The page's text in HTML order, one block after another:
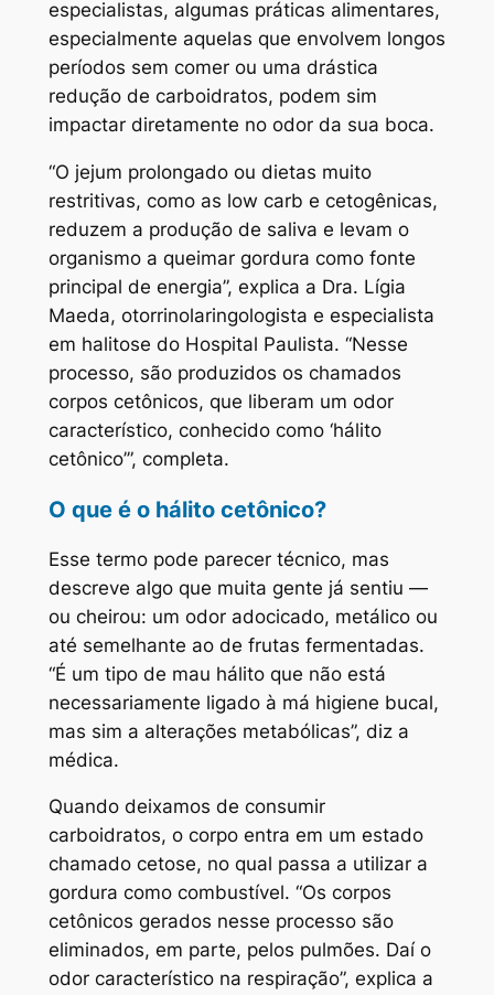
especialistas, algumas práticas alimentares,
especialmente aquelas que envolvem longos
períodos sem comer ou uma drástica
redução de carboidratos, podem sim
impactar diretamente no odor da sua boca.
“O jejum prolongado ou dietas muito
restritivas, como as low carb e cetogênicas,
reduzem a produção de saliva e levam o
organismo a queimar gordura como fonte
principal de energia”, explica a Dra. Lígia
Maeda, otorrinolaringologista e especialista
em halitose do Hospital Paulista. “Nesse
processo, são produzidos os chamados
corpos cetônicos, que liberam um odor
característico, conhecido como ‘hálito
cetônico’”, completa.
O que é o hálito cetônico?
Esse termo pode parecer técnico, mas
descreve algo que muita gente já sentiu —
ou cheirou: um odor adocicado, metálico ou
até semelhante ao de frutas fermentadas.
“É um tipo de mau hálito que não está
necessariamente ligado à má higiene bucal,
mas sim a alterações metabólicas”, diz a
médica.
Quando deixamos de consumir
carboidratos, o corpo entra em um estado
chamado cetose, no qual passa a utilizar a
gordura como combustível. “Os corpos
cetônicos gerados nesse processo são
eliminados, em parte, pelos pulmões. Daí o
odor característico na respiração”, explica a